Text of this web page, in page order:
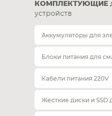
КОМПЛЕКТУЮЩИЕ
устройств
Аккумуляторы для
Блоки питания для
Кабели питания 220V
Жесткие диски и SSD